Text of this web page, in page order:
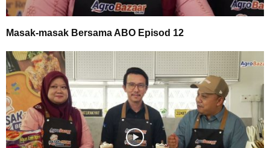
Masak-masak Bersama ABO Episod 12